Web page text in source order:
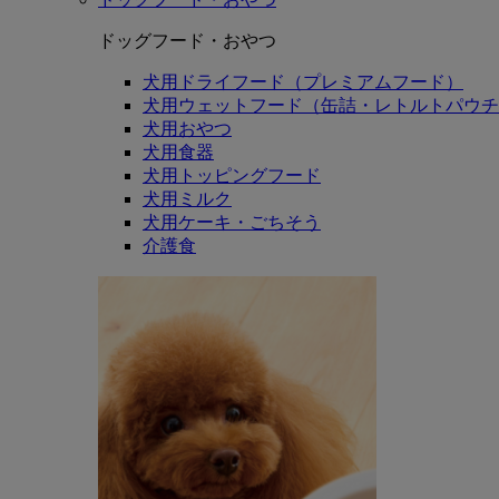
ドッグフード・おやつ
犬用ドライフード（プレミアムフード）
犬用ウェットフード（缶詰・レトルトパウ
犬用おやつ
犬用食器
犬用トッピングフード
犬用ミルク
犬用ケーキ・ごちそう
介護食